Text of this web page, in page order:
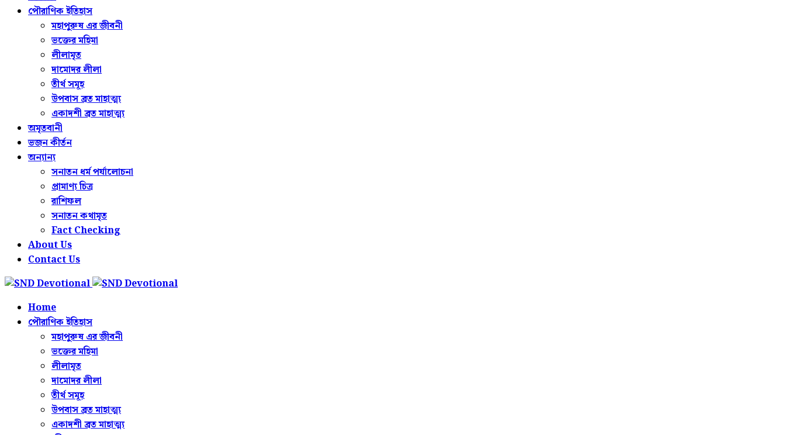
পৌরাণিক ইতিহাস
মহাপুরুষ এর জীবনী
ভক্তের মহিমা
লীলামৃত
দামোদর লীলা
তীর্থ সমূহ
উপবাস ব্রত মাহাত্ম্য
একাদশী ব্রত মাহাত্ম্য
অমৃতবানী
ভজন কীর্তন
অন্যান্য
সনাতন ধর্ম পর্যালোচনা
প্রামাণ্য চিত্র
রাশিফল
সনাতন কথামৃত
Fact Checking
About Us
Contact Us
Home
পৌরাণিক ইতিহাস
মহাপুরুষ এর জীবনী
ভক্তের মহিমা
লীলামৃত
দামোদর লীলা
তীর্থ সমূহ
উপবাস ব্রত মাহাত্ম্য
একাদশী ব্রত মাহাত্ম্য